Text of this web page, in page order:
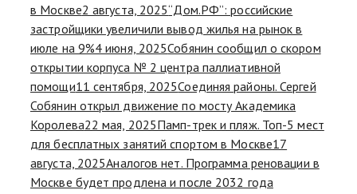
в Москве2 августа, 2025“Дом.РФ”: российские
застройщики увеличили вывод жилья на рынок в
июле на 9%4 июня, 2025Собянин сообщил о скором
открытии корпуса № 2 центра паллиативной
помощи11 сентября, 2025Соединяя районы. Сергей
Собянин открыл движение по мосту Академика
Королева22 мая, 2025Памп-трек и пляж. Топ-5 мест
для бесплатных занятий спортом в Москве17
августа, 2025Аналогов нет. Программа реновации в
Москве будет продлена и после 2032 года